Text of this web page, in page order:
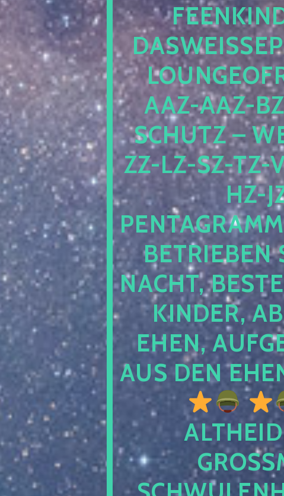
AZ-AAZ-BZ-
CHUTZ –
-LZ-SZ-TZ-
-JZ-
TRIEBEN
CHT,
NDER,
EN,
S DEN EHEN